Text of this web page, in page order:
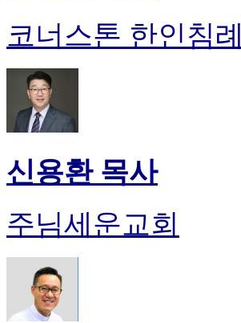
코너스톤 한인침
신용환 목사
주님세운교회